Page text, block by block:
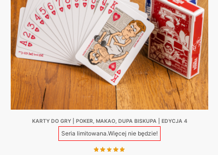
KARTY DO GRY | POKER, MAKAO, DUPA BISKUPA | EDYCJA 4
Seria limitowana.Więcej nie będzie!